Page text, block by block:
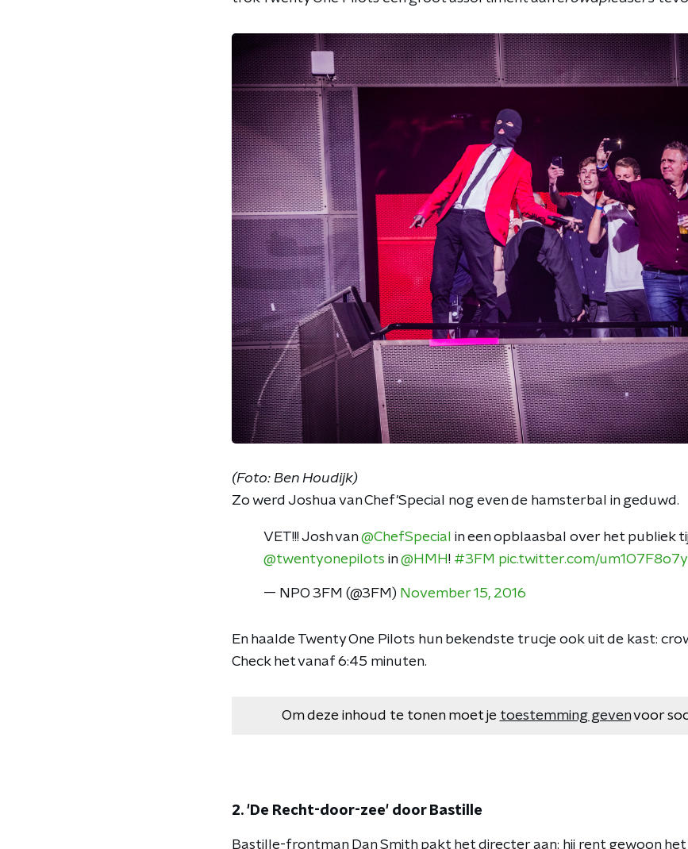
(Foto: Ben Houdijk)
Zo werd Joshua van Chef'Special nog even de hamsterbal in geduwd.
VET!!! Josh van @ChefSpecial in een opblaasbal over het publiek
@twentyonepilots in @HMH! #3FM pic.twitter.com/um1O7F8o7y
— NPO 3FM (@3FM) November 15, 2016
En haalde Twenty One Pilots hun bekendste trucje ook uit de kast:
Check het vanaf 6:45 minuten.
Om deze inhoud te tonen moet je toestemming gevenvoor
2. 'De Recht-door-zee' door Bastille
Bastille-frontman Dan Smith pakt het directer aan: hij rent gewoon